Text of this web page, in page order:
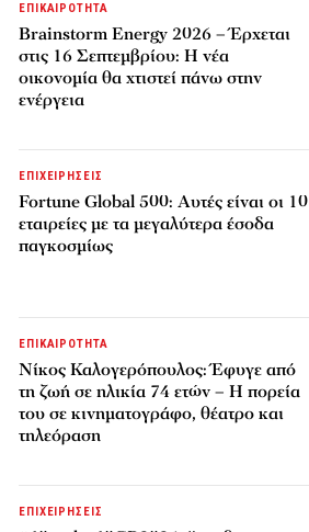
ΕΠΙΚΑΙΡΟΤΗΤΑ
Brainstorm Energy 2026 – Έρχεται
στις 16 Σεπτεμβρίου: Η νέα
οικονομία θα χτιστεί πάνω στην
ενέργεια
ΕΠΙΧΕΙΡΗΣΕΙΣ
Fortune Global 500: Αυτές είναι οι 10
εταιρείες με τα μεγαλύτερα έσοδα
παγκοσμίως
ΕΠΙΚΑΙΡΟΤΗΤΑ
Νίκος Καλογερόπουλος: Έφυγε από
τη ζωή σε ηλικία 74 ετών – Η πορεία
του σε κινηματογράφο, θέατρο και
τηλεόραση
ΕΠΙΧΕΙΡΗΣΕΙΣ